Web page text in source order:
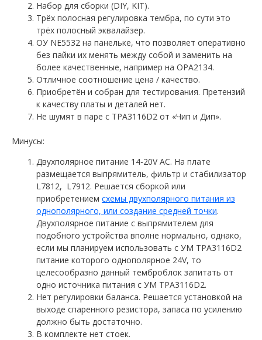
Набор для сборки (DIY, KIT).
Трёх полосная регулировка тембра, по сути это
трёх полосный эквалайзер.
ОУ NE5532 на панельке, что позволяет оперативно
без пайки их менять между собой и заменить на
более качественные, например на OPA2134.
Отличное соотношение цена / качество.
Приобретён и собран для тестирования. Претензий
к качеству платы и деталей нет.
Не шумят в паре с TPA3116D2 от «Чип и Дип».
Минусы:
Двухполярное питание 14-20V AC. На плате
размещается выпрямитель, фильтр и стабилизатор
L7812, L7912. Решается сборкой или
приобретением схемы двухполярного питания из
однополярного, или создание средней точки.
Двухполярное питание с выпрямителем для
подобного устройства вполне нормально, однако,
если мы планируем использовать с УМ TPA3116D2
питание которого однополярное 24V, то
целесообразно данный темброблок запитать от
одно источника питания с УМ TPA3116D2.
Нет регулировки баланса. Решается установкой на
выходе спаренного резистора, запаса по усилению
должно быть достаточно.
В комплекте нет стоек.